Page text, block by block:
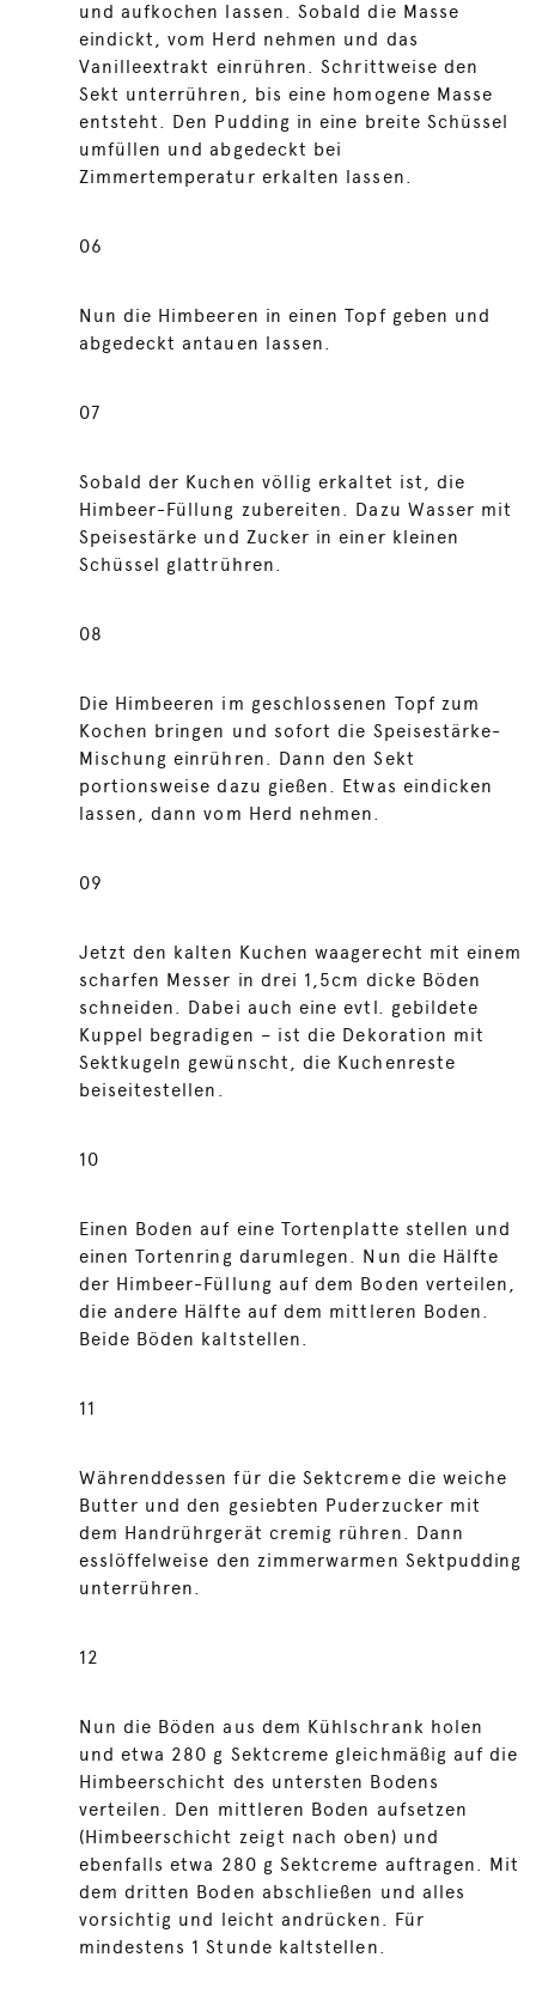
und aufkochen lassen. Sobald die Masse
eindickt, vom Herd nehmen und das
Vanilleextrakt einrühren. Schrittweise den
Sekt unterrühren, bis eine homogene Masse
entsteht. Den Pudding in eine breite Schüssel
umfüllen und abgedeckt bei
Zimmertemperatur erkalten lassen.
06
Nun die Himbeeren in einen Topf geben und
abgedeckt antauen lassen.
07
Sobald der Kuchen völlig erkaltet ist, die
Himbeer-Füllung zubereiten. Dazu Wasser mit
Speisestärke und Zucker in einer kleinen
Schüssel glattrühren.
08
Die Himbeeren im geschlossenen Topf zum
Kochen bringen und sofort die Speisestärke-
Mischung einrühren. Dann den Sekt
portionsweise dazu gießen. Etwas eindicken
lassen, dann vom Herd nehmen.
09
Jetzt den kalten Kuchen waagerecht mit einem
scharfen Messer in drei 1,5cm dicke Böden
schneiden. Dabei auch eine evtl. gebildete
Kuppel begradigen – ist die Dekoration mit
Sektkugeln gewünscht, die Kuchenreste
beiseitestellen.
10
Einen Boden auf eine Tortenplatte stellen und
einen Tortenring darumlegen. Nun die Hälfte
der Himbeer-Füllung auf dem Boden verteilen,
die andere Hälfte auf dem mittleren Boden.
Beide Böden kaltstellen.
11
Währenddessen für die Sektcreme die weiche
Butter und den gesiebten Puderzucker mit
dem Handrührgerät cremig rühren. Dann
esslöffelweise den zimmerwarmen Sektpudding
unterrühren.
12
Nun die Böden aus dem Kühlschrank holen
und etwa 280 g Sektcreme gleichmäßig auf die
Himbeerschicht des untersten Bodens
verteilen. Den mittleren Boden aufsetzen
(Himbeerschicht zeigt nach oben) und
ebenfalls etwa 280 g Sektcreme auftragen. Mit
dem dritten Boden abschließen und alles
vorsichtig und leicht andrücken. Für
mindestens 1 Stunde kaltstellen.